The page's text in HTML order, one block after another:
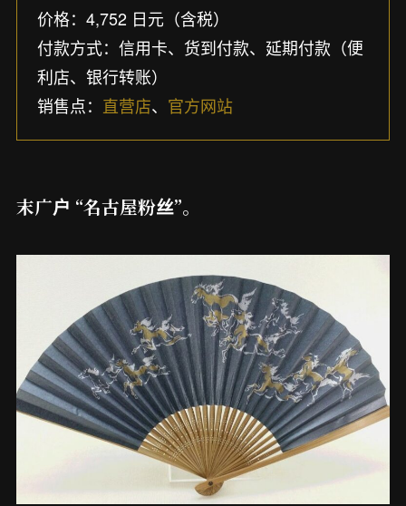
价格：4,752 日元（含税）
付款方式：信用卡、货到付款、延期付款（便
利店、银行转账）
销售点： 直营店、 官方网站
末广户 “名古屋粉丝”。